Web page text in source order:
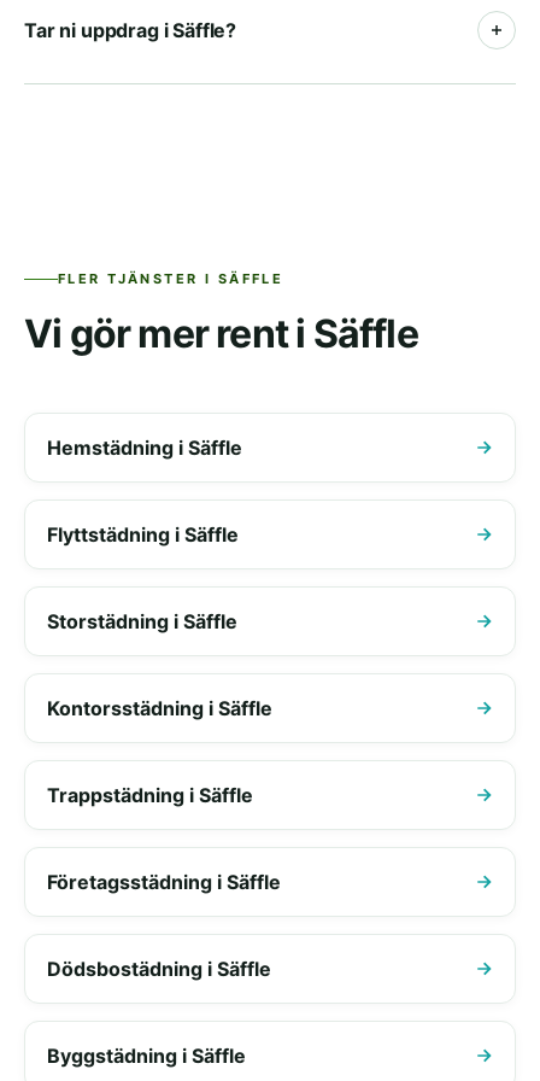
vanligt med momsavdrag, ofta som ett
återkommande uppdrag. Vi kombinerar gärna städ
och fönsterputs i samma avtal.
Tar ni uppdrag i Säffle?
FLER TJÄNSTER I SÄFFLE
Vi gör mer rent i Säffle
Hemstädning i Säffle
Flyttstädning i Säffle
Storstädning i Säffle
Kontorsstädning i Säffle
Trappstädning i Säffle
Företagsstädning i Säffle
Dödsbostädning i Säffle
Byggstädning i Säffle